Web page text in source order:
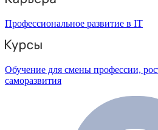
Профессиональное развитие в IT
Обучение для смены профессии,
саморазвития